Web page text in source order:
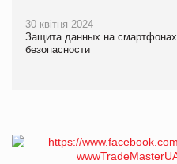
30 квітня 2024
Защита данных на
безопасности